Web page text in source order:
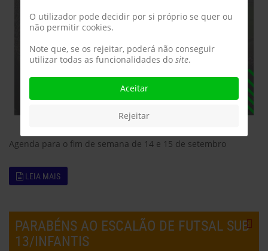
Agenda para o fim de semana de 14 e 15 de setembro
LEIA MAIS
PARABÉNS AO ESCALÃO DE FUTSAL SUB
13/INFANTIS
O utilizador pode decidir por si próprio se quer ou
não permitir cookies.
Note que, se os rejeitar, poderá não conseguir
utilizar todas as funcionalidades do site.
Aceitar
Rejeitar